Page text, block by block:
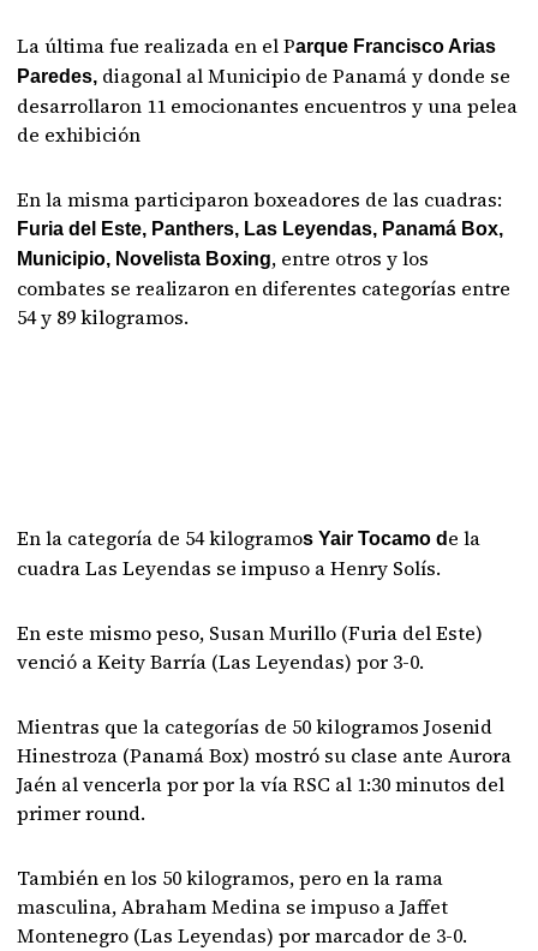
La última fue realizada en el Parque Francisco Arias
Paredes, diagonal al Municipio de Panamá y donde se
desarrollaron 11 emocionantes encuentros y una pelea
de exhibición
En la misma participaron boxeadores de las cuadras:
Furia del Este, Panthers, Las Leyendas, Panamá Box,
Municipio, Novelista Boxing, entre otros y los
combates se realizaron en diferentes categorías entre
54 y 89 kilogramos.
En la categoría de 54 kilogramos Yair Tocamo d e la
cuadra Las Leyendas se impuso a Henry Solís.
En este mismo peso, Susan Murillo (Furia del Este)
venció a Keity Barría (Las Leyendas) por 3-0.
Mientras que la categorías de 50 kilogramos Josenid
Hinestroza (Panamá Box) mostró su clase ante Aurora
Jaén al vencerla por por la vía RSC al 1:30 minutos del
primer round.
También en los 50 kilogramos, pero en la rama
masculina, Abraham Medina se impuso a Jaffet
Montenegro (Las Leyendas) por marcador de 3-0.